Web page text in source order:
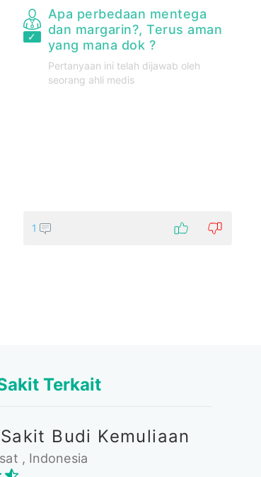
Apa perbedaan mentega
dan margarin?, Terus aman
yang mana dok ?
Pertanyaan ini telah dijawab oleh
seorang ahli medis
1
Terkait
Budi Kemuliaan
, Indonesia